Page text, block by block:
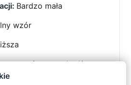
Bardzo mała
wzór
z ograniczonym budżetem